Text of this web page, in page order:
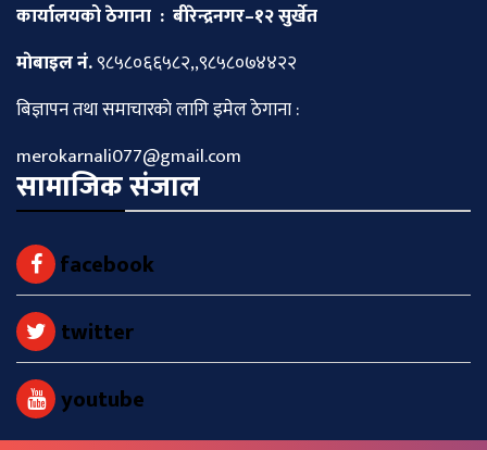
कार्यालयको ठेगाना : बीरेन्द्रनगर–१२ सुर्खेत
माेबाइल नं.९८५८०६६५८२,,९८५८०७४४२२
बिज्ञापन तथा समाचारकाे लागि इमेल ठेगाना :
merokarnali077@gmail.com
सामाजिक संजाल
facebook
twitter
youtube